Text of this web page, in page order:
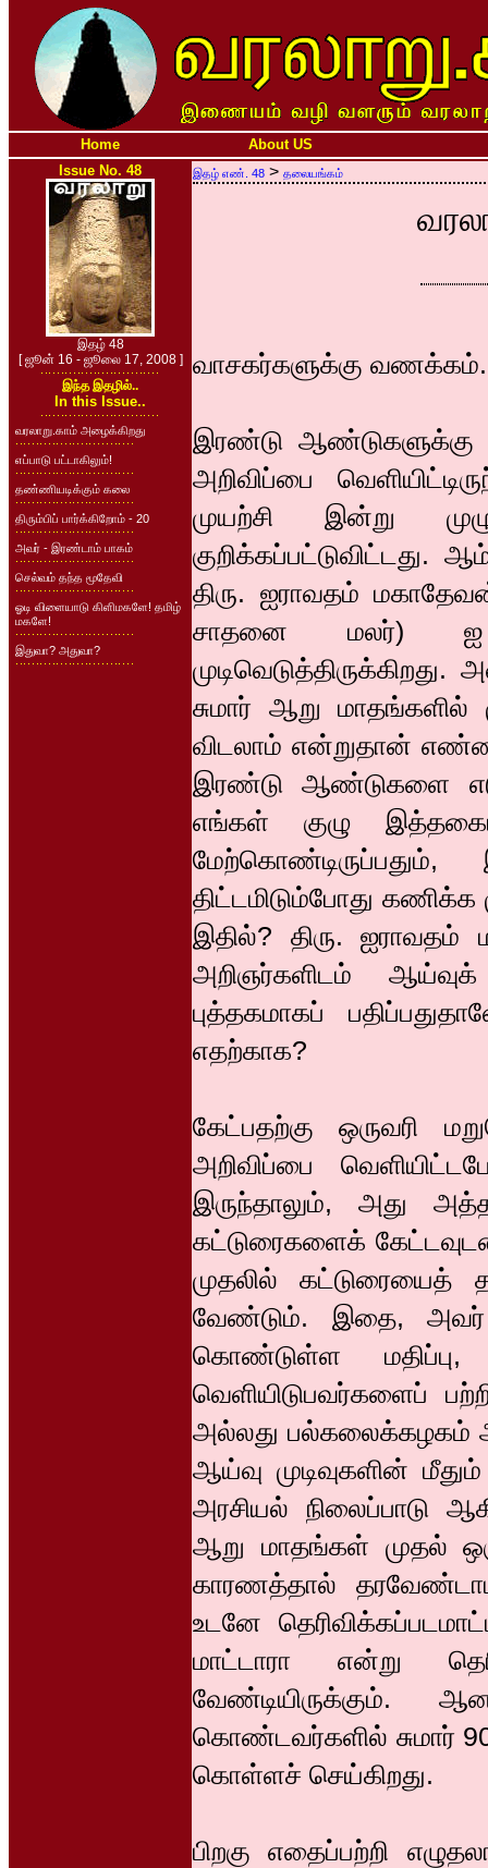
Home
About US
Issue No. 48
இதழ் 48
[ ஜூன் 16 - ஜூலை 17, 2008 ]
இந்த இதழில்..
In this Issue..
வரலாறு.காம் அழைக்கிறது
எப்பாடு பட்டாகிலும்!
தண்ணியடிக்கும் கலை
திரும்பிப் பார்க்கிறோம் - 20
அவர் - இரண்டாம் பாகம்
செல்வம் தந்த மூதேவி
ஓடி விளையாடு கிளிமகளே! தமிழ்
மகளே!
இதுவா? அதுவா?
இதழ் எண். 48 > தலையங்கம்
வாசகர்களுக்கு வணக்கம்.
இரண்டு ஆண்டுகளுக்கு
அறிவிப்பை
முயற்சி இன்று
திரு. ஐராவதம்
சாதனை மலர்) ஐ
சுமார் ஆறு மாதங்களில்
விடலாம் என்றுதான்
இரண்டு ஆண்டுகளை
எங்கள் குழு
திட்டமிடும்போது
இதில்? திரு.
அறிஞர்களிடம்
புத்தகமாகப்
எதற்காக?
கேட்பதற்கு ஒருவரி
அறிவிப்பை
இருந்தாலும், அது
கட்டுரைகளைக்
முதலில் கட்டுரையைத்
வேண்டும். இதை, அவர்
கொண்டுள்ள
வெளியிடுபவர்களைப்
அல்லது பல்கலைக்கழகம்
ஆய்வு முடிவுகளின்
அரசியல் நிலைப்பாடு
ஆறு மாதங்கள் முதல்
காரணத்தால் தரவேண்டாம்
உடனே
மாட்டாரா என்று
வேண்டியிருக்கும்.
கொண்டவர்களில் சுமார்
கொள்ளச் செய்கிறது.
பிறகு எதைப்பற்றி